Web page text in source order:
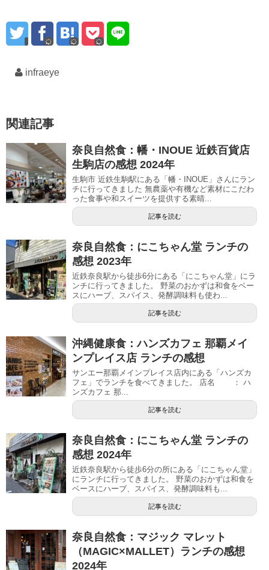
infraeye
関連記事
奈良自然食：幡・INOUE 近鉄百貨店
生駒店の感想 2024年
生駒市 近鉄生駒駅にある「幡・INOUE」さんにラン
チに行ってきました 無農薬や有機など素材にこだわ
った食事や和スイーツを提供する素晴...
記事を読む
奈良自然食：にこちゃん堂 ランチの
感想 2023年
近鉄奈良駅から徒歩6分にある「にこちゃん堂」にラ
ンチに行ってきました。 野菜のおかずは和食をベー
スにハーブ、スパイス、発酵調味料も使わ...
記事を読む
沖縄健康食：ハンズカフェ 那覇メイ
ンプレイス店 ランチの感想
サンエー那覇メインプレイス店内にある「ハンズカ
フェ」でランチを食べてきました。 店名 ： ハ
ンズカフェ 那...
記事を読む
奈良自然食：にこちゃん堂 ランチの
感想 2024年
近鉄奈良駅から徒歩6分の所にある「にこちゃん堂」
にランチに行ってきました。 野菜のおかずは和食を
ベースにハーブ、スパイス、発酵調味料も...
記事を読む
奈良自然食：マジック マレット
（MAGIC×MALLET）ランチの感想
2024年